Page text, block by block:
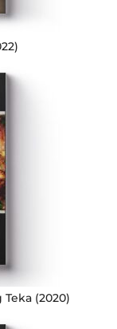
(2020)